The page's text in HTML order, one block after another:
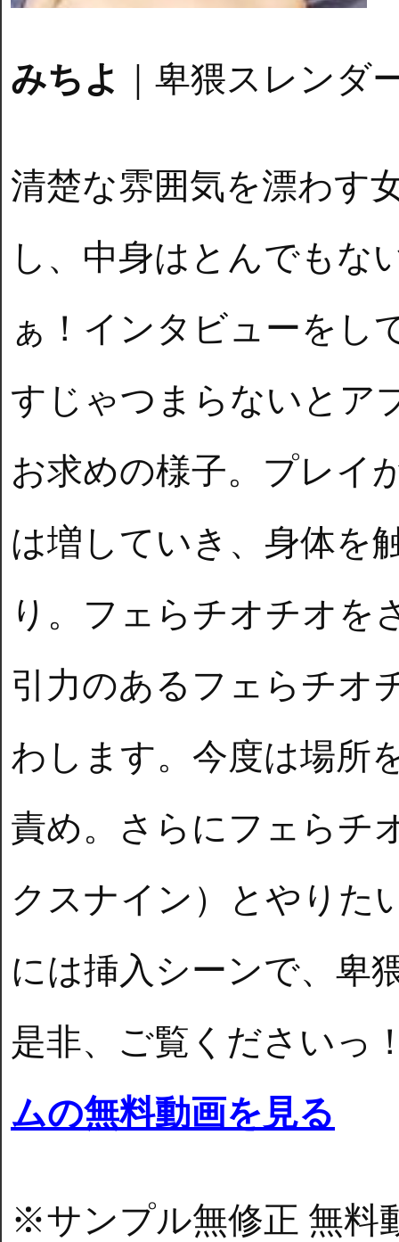
みちよ ｜卑猥スレンダ
清楚な雰囲気を漂わす
し、中身はとんでもな
ぁ！インタビューをし
すじゃつまらないとア
お求めの様子。プレイ
は増していき、身体を
り。フェらチオチオを
引力のあるフェらチオ
わします。今度は場所
責め。さらにフェらチ
クスナイン）とやりた
には挿入シーンで、卑
是非、ご覧ください
ムの無料動画を見る
※サンプル無修正 無料